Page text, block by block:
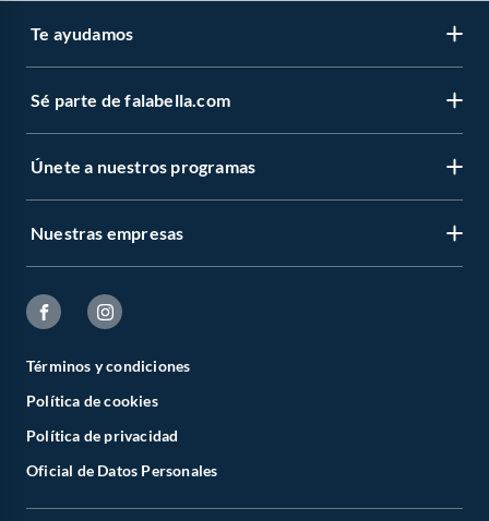
Te ayudamos
Sé parte de falabella.com
Únete a nuestros programas
Nuestras empresas
Términos y condiciones
Política de cookies
Política de privacidad
Oficial de Datos Personales